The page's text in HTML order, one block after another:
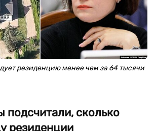
резиденцию менее чем за 64 тысячи
сколько
резиденции